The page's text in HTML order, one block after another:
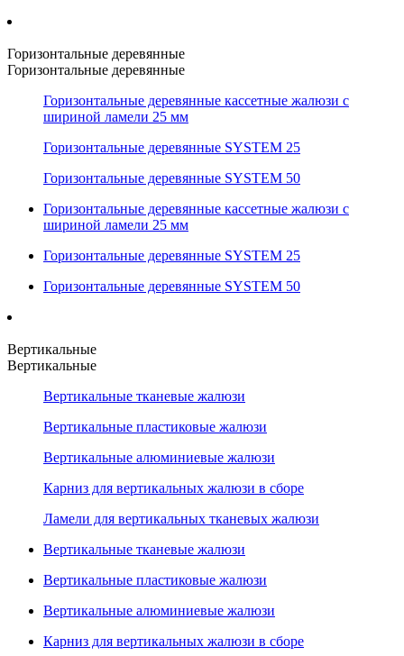
Горизонтальные деревянные
Горизонтальные деревянные
Горизонтальные деревянные кассетные жалюзи с
шириной ламели 25 мм
Горизонтальные деревянные SYSTEM 25
Горизонтальные деревянные SYSTEM 50
Горизонтальные деревянные кассетные жалюзи с
шириной ламели 25 мм
Горизонтальные деревянные SYSTEM 25
Горизонтальные деревянные SYSTEM 50
Вертикальные
Вертикальные
Вертикальные тканевые жалюзи
Вертикальные пластиковые жалюзи
Вертикальные алюминиевые жалюзи
Карниз для вертикальных жалюзи в сборе
Ламели для вертикальных тканевых жалюзи
Вертикальные тканевые жалюзи
Вертикальные пластиковые жалюзи
Вертикальные алюминиевые жалюзи
Карниз для вертикальных жалюзи в сборе